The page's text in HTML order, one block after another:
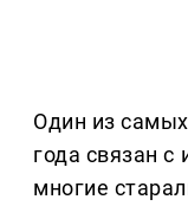
Один из
года связан
многие